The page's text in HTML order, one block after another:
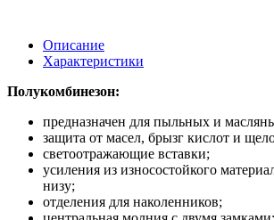
Описание
Характеристики
Полукомбинезон:
предназначен для пыльных и
защита от масел, брызг кислот и
светоотражающие вставки;
усиления из износостойкого
низу;
отделения для наколенников;